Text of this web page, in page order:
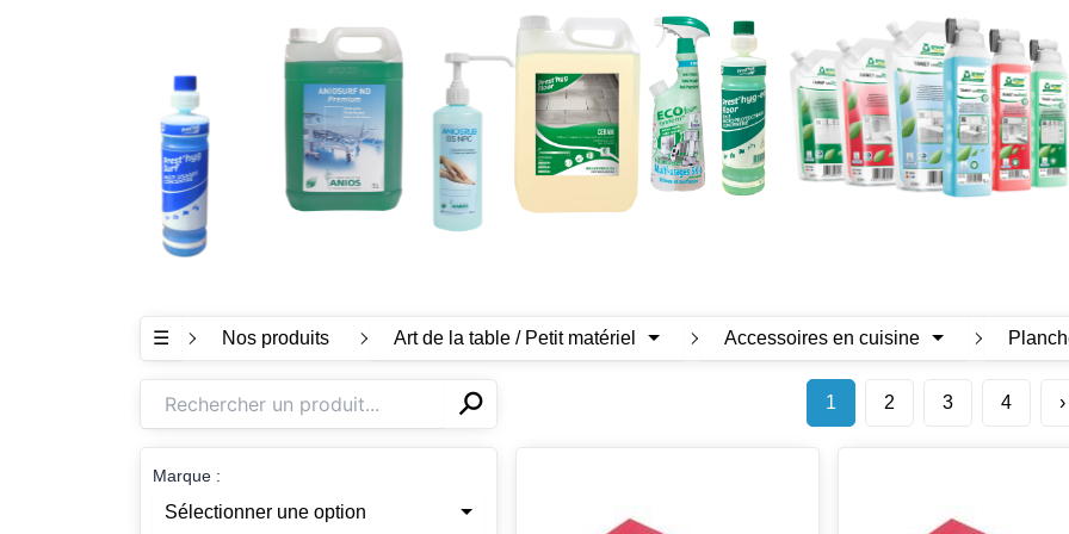
☰ Nos produits Art de la table / Petit matériel Accessoires en cuisine
✕⚲ 1 2 3 4 ›
Marque :
Sélectionner une option